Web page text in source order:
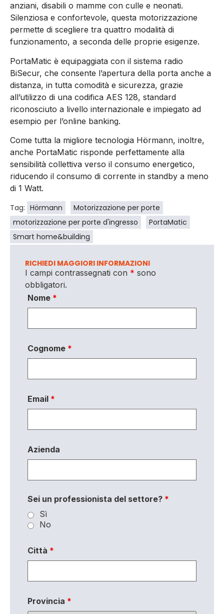
anziani, disabili o mamme con culle e neonati.
Silenziosa e confortevole, questa motorizzazione
permette di scegliere tra quattro modalità di
funzionamento, a seconda delle proprie esigenze.
PortaMatic è equipaggiata con il sistema radio
BiSecur, che consente l’apertura della porta anche a
distanza, in tutta comodità e sicurezza, grazie
all’utilizzo di una codifica AES 128, standard
riconosciuto a livello internazionale e impiegato ad
esempio per l’online banking.
Come tutta la migliore tecnologia Hörmann, inoltre,
anche PortaMatic risponde perfettamente alla
sensibilità collettiva verso il consumo energetico,
riducendo il consumo di corrente in standby a meno
di 1 Watt.
Tag: Hörmann
Motorizzazione per porte
motorizzazione per porte d'ingresso
PortaMatic
Smart home&building
RICHIEDI MAGGIORI INFORMAZIONI
I campi contrassegnati con * sono
obbligatori.
Nome *
Cognome *
Email *
Azienda
Sei un professionista del settore? *
Sì
No
Città *
Provincia *